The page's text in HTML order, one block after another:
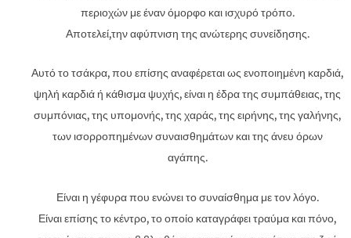
περιοχών με έναν όμορφο και ισχυρό τρόπο.
Αποτελεί,την αφύπνιση της ανώτερης συνείδησης.
Αυτό το τσάκρα, που επίσης αναφέρεται ως ενοποιημένη καρδιά,
ψηλή καρδιά ή κάθισμα ψυχής, είναι η έδρα της συμπάθειας, της
συμπόνιας, της υπομονής, της χαράς, της ειρήνης, της γαλήνης,
των ισορροπημένων συναισθημάτων και της άνευ όρων
αγάπης.
Είναι η γέφυρα που ενώνει το συναίσθημα με τον λόγο.
Είναι επίσης το κέντρο, το οποίο καταγράφει τραύμα και πόνο,